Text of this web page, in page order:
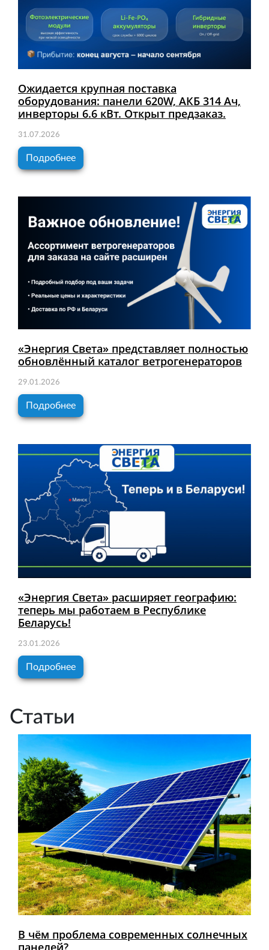
Ожидается крупная поставка
оборудования: панели 620W, АКБ 314 Ач,
инверторы 6.6 кВт. Открыт предзаказ.
31.07.2026
Подробнее
«Энергия Света» представляет полностью
обновлённый каталог ветрогенераторов
29.01.2026
Подробнее
«Энергия Света» расширяет географию:
теперь мы работаем в Республике
Беларусь!
23.01.2026
Подробнее
Статьи
В чём проблема современных солнечных
панелей?